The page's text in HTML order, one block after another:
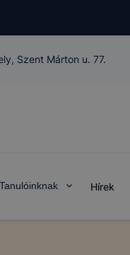
Szent Márton u. 77.
Tanulóinknak Hírek